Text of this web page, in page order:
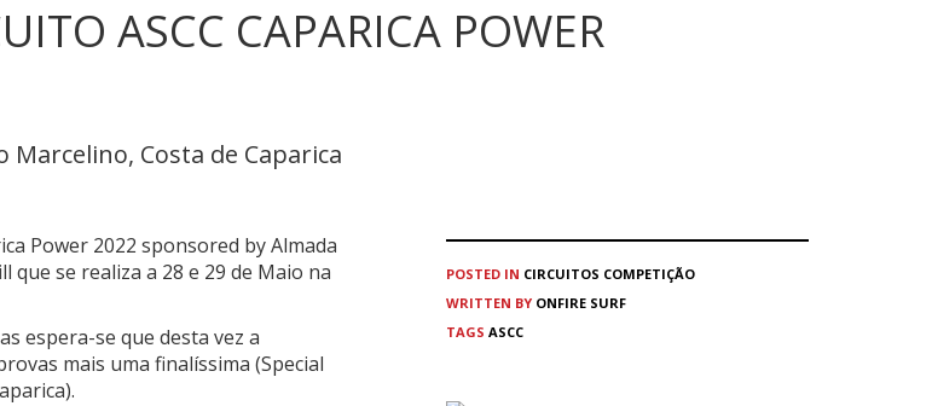
ASCC CAPARICA POWER
Marcelino, Costa de Caparica
Power 2022 sponsored by Almada
que se realiza a 28 e 29 de Maio na
espera-se que desta vez a
mais uma finalíssima (Special
POSTED IN CIRCUITOS COMPETIÇÃO
WRITTEN BY ONFIRE SURF
TAGS ASCC